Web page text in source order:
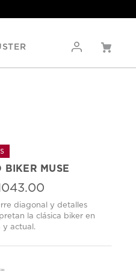
BIKER MUSE
.00
diagonal y detalles
la clásica biker en
y actual.